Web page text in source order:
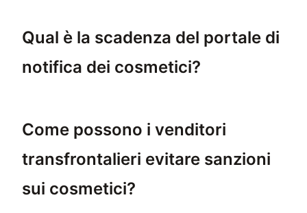
Qual è la scadenza del portale di
notifica dei cosmetici?
Come possono i venditori
transfrontalieri evitare sanzioni
sui cosmetici?